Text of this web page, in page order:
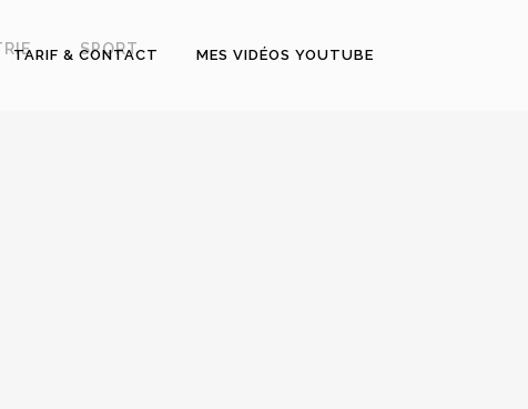
TARIF & CONTACT MES VIDÉOS YOUTUBE
SPORT